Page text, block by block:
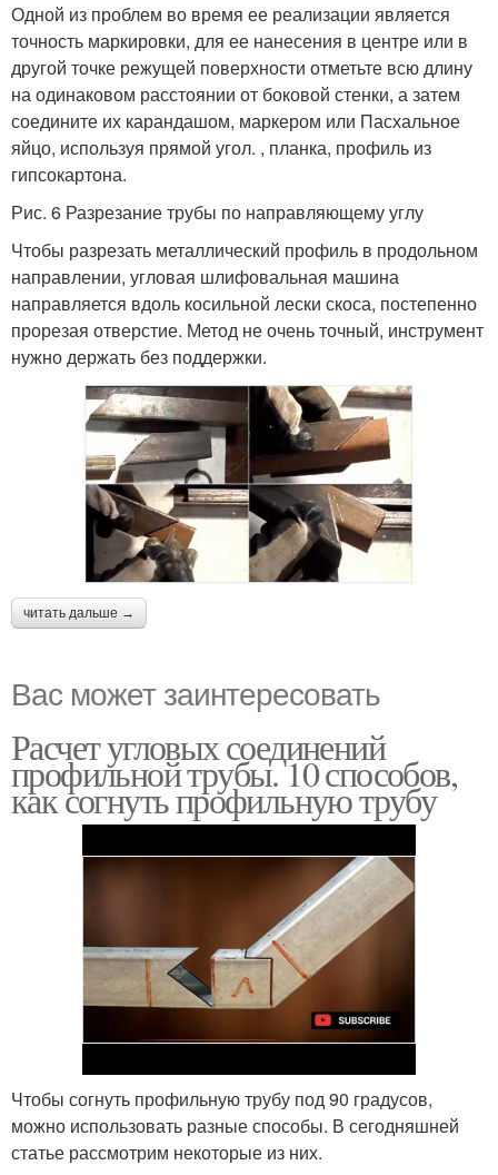
Одной из проблем во время ее реализации является
точность маркировки, для ее нанесения в центре или в
другой точке режущей поверхности отметьте всю длину
на одинаковом расстоянии от боковой стенки, а затем
соедините их карандашом, маркером или Пасхальное
яйцо, используя прямой угол. , планка, профиль из
гипсокартона.
Рис. 6 Разрезание трубы по направляющему углу
Чтобы разрезать металлический профиль в продольном
направлении, угловая шлифовальная машина
направляется вдоль косильной лески скоса, постепенно
прорезая отверстие. Метод не очень точный, инструмент
нужно держать без поддержки.
читать дальше →
Вас может заинтересовать
Расчет угловых соединений
профильной трубы. 10 способов,
как согнуть профильную трубу
Чтобы согнуть профильную трубу под 90 градусов,
можно использовать разные способы. В сегодняшней
статье рассмотрим некоторые из них.